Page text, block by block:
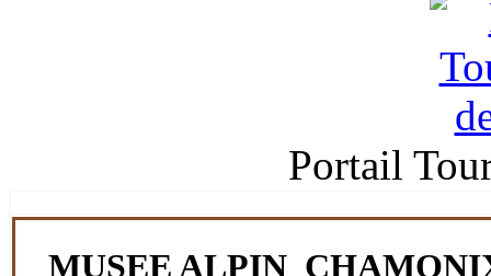
Portail
MUSEE ALPIN